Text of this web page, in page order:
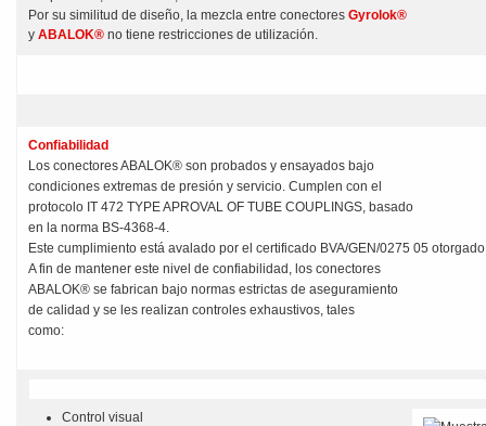
Por su similitud de diseño, la mezcla entre conectores Gyrolok®
y ABALOK® no tiene restricciones de utilización.
Confiabilidad
Los conectores ABALOK® son probados y ensayados bajo
condiciones extremas de presión y servicio. Cumplen con el
protocolo IT 472 TYPE APROVAL OF TUBE COUPLINGS, basado
en la norma BS-4368-4.
Este cumplimiento está avalado por el certificado BVA/GEN/0275 05
A fin de mantener este nivel de confiabilidad, los conectores
ABALOK® se fabrican bajo normas estrictas de aseguramiento
de calidad y se les realizan controles exhaustivos, tales
como:
Control visual